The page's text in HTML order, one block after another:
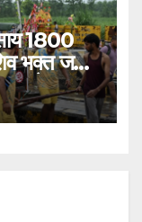
1800
भक्त जल
चुके